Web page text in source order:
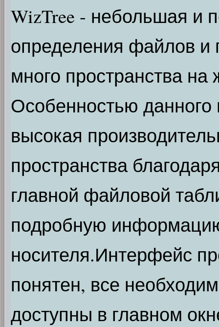
WizTree - небольшая и
определения файлов и
много пространства на
Особенностью данного
высокая
пространства
главной файловой
подробную
носителя.Интерфейс
понятен, все
доступны в главном